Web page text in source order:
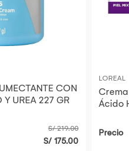
CON
UREA 227 GR
S/ 219.00
S/ 175.00
LOREAL
Ácido
Precio